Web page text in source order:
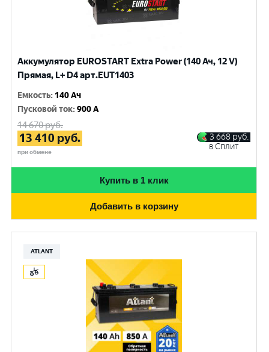
Аккумулятор EUROSTART Extra Power (140 Ач, 12 V)
Прямая, L+ D4 арт.EUT1403
Емкость: 140 Ач
Пусковой ток:900 A
14 670руб.
13 410 руб.
при обмене
3 668 руб.
в Сплит
Купить в 1 клик
Добавить в корзину
ATLANT